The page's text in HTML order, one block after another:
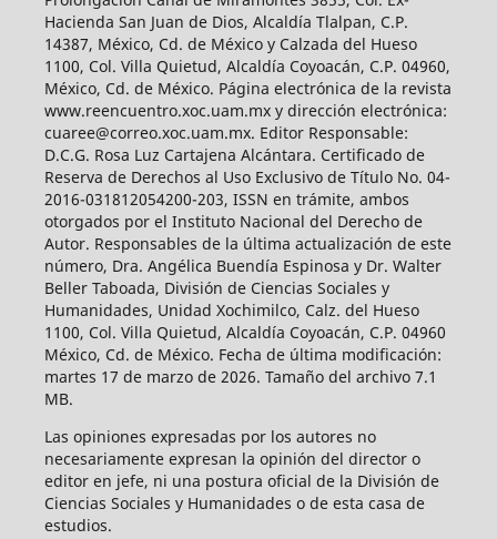
Hacienda San Juan de Dios, Alcaldía Tlalpan, C.P.
14387, México, Cd. de México y Calzada del Hueso
1100, Col. Villa Quietud, Alcaldía Coyoacán, C.P. 04960,
México, Cd. de México. Página electrónica de la revista
www.reencuentro.xoc.uam.mx y dirección electrónica:
cuaree@correo.xoc.uam.mx. Editor Responsable:
D.C.G. Rosa Luz Cartajena Alcántara. Certificado de
Reserva de Derechos al Uso Exclusivo de Título No. 04-
2016-031812054200-203, ISSN en trámite, ambos
otorgados por el Instituto Nacional del Derecho de
Autor. Responsables de la última actualización de este
número, Dra. Angélica Buendía Espinosa y Dr. Walter
Beller Taboada, División de Ciencias Sociales y
Humanidades, Unidad Xochimilco, Calz. del Hueso
1100, Col. Villa Quietud, Alcaldía Coyoacán, C.P. 04960
México, Cd. de México. Fecha de última modificación:
martes 17 de marzo de 2026. Tamaño del archivo 7.1
MB.
Las opiniones expresadas por los autores no
necesariamente expresan la opinión del director o
editor en jefe, ni una postura oficial de la División de
Ciencias Sociales y Humanidades o de esta casa de
estudios.